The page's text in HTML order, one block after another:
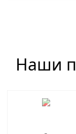
Наши